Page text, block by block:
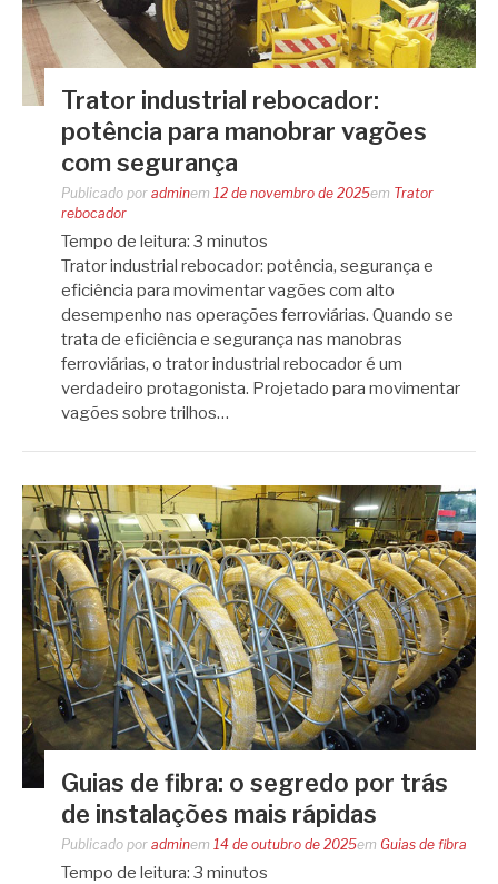
Trator industrial rebocador:
potência para manobrar vagões
com segurança
Publicado por adminem 12 de novembro de 2025em Trator
rebocador
Tempo de leitura: 3 minutos
Trator industrial rebocador: potência, segurança e
eficiência para movimentar vagões com alto
desempenho nas operações ferroviárias. Quando se
trata de eficiência e segurança nas manobras
ferroviárias, o trator industrial rebocador é um
verdadeiro protagonista. Projetado para movimentar
vagões sobre trilhos…
Guias de fibra: o segredo por trás
de instalações mais rápidas
Publicado por adminem 14 de outubro de 2025em Guias de fibra
Tempo de leitura: 3 minutos